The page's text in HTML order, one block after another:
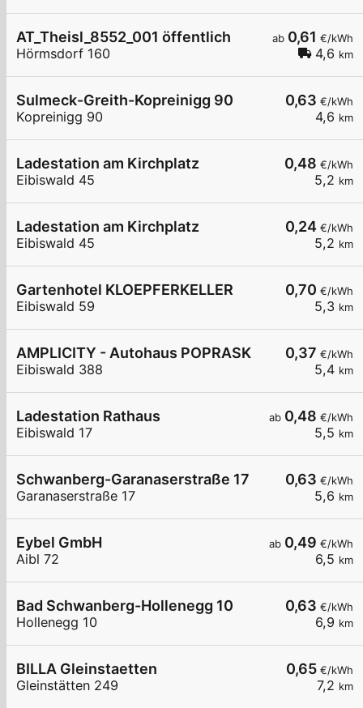
ab 0,61 €/kWh
4,6 km
AT_Theisl_8552_001 öffentlich
Hörmsdorf 160
0,63 €/kWh
4,6 km
Sulmeck-Greith-Kopreinigg 90
Kopreinigg 90
0,48 €/kWh
5,2 km
Ladestation am Kirchplatz
Eibiswald 45
0,24 €/kWh
5,2 km
Ladestation am Kirchplatz
Eibiswald 45
0,70 €/kWh
5,3 km
Gartenhotel KLOEPFERKELLER
Eibiswald 59
0,37 €/kWh
5,4 km
AMPLICITY - Autohaus POPRASK
Eibiswald 388
ab 0,48 €/kWh
5,5 km
Ladestation Rathaus
Eibiswald 17
0,63 €/kWh
5,6 km
Schwanberg-Garanaserstraße 17
Garanaserstraße 17
ab 0,49 €/kWh
6,5 km
Eybel GmbH
Aibl 72
0,63 €/kWh
6,9 km
Bad Schwanberg-Hollenegg 10
Hollenegg 10
0,65 €/kWh
7,2 km
BILLA Gleinstaetten
Gleinstätten 249